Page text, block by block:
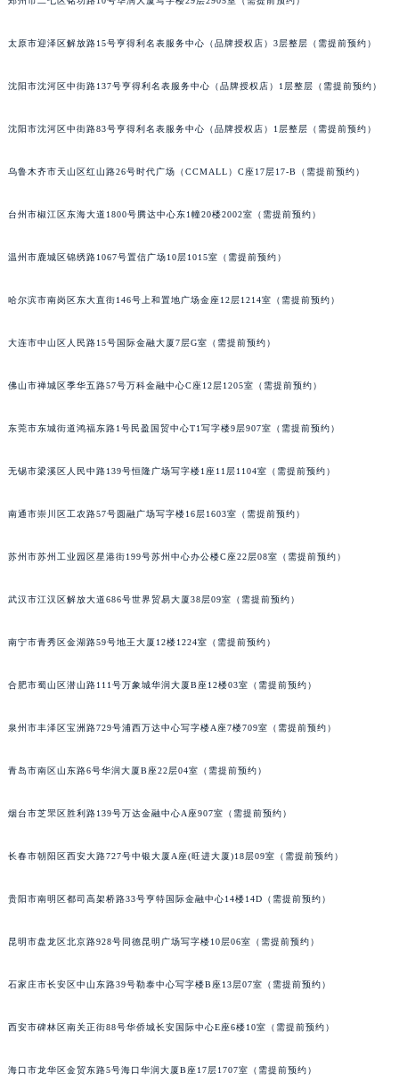
太原市迎泽区解放路15号亨得利名表服务中心（品牌授权店）3层整层（需提前预约）
沈阳市沈河区中街路137号亨得利名表服务中心（品牌授权店）1层整层（需提前预约）
沈阳市沈河区中街路83号亨得利名表服务中心（品牌授权店）1层整层（需提前预约）
乌鲁木齐市天山区红山路26号时代广场（CCMALL）C座17层17-B（需提前预约）
台州市椒江区东海大道1800号腾达中心东1幢20楼2002室（需提前预约）
温州市鹿城区锦绣路1067号置信广场10层1015室（需提前预约）
哈尔滨市南岗区东大直街146号上和置地广场金座12层1214室（需提前预约）
大连市中山区人民路15号国际金融大厦7层G室（需提前预约）
佛山市禅城区季华五路57号万科金融中心C座12层1205室（需提前预约）
东莞市东城街道鸿福东路1号民盈国贸中心T1写字楼9层907室（需提前预约）
无锡市梁溪区人民中路139号恒隆广场写字楼1座11层1104室（需提前预约）
南通市崇川区工农路57号圆融广场写字楼16层1603室（需提前预约）
苏州市苏州工业园区星港街199号苏州中心办公楼C座22层08室（需提前预约）
武汉市江汉区解放大道686号世界贸易大厦38层09室（需提前预约）
南宁市青秀区金湖路59号地王大厦12楼1224室（需提前预约）
合肥市蜀山区潜山路111号万象城华润大厦B座12楼03室（需提前预约）
泉州市丰泽区宝洲路729号浦西万达中心写字楼A座7楼709室（需提前预约）
青岛市南区山东路6号华润大厦B座22层04室（需提前预约）
烟台市芝罘区胜利路139号万达金融中心A座907室（需提前预约）
长春市朝阳区西安大路727号中银大厦A座(旺进大厦)18层09室（需提前预约）
贵阳市南明区都司高架桥路33号亨特国际金融中心14楼14D（需提前预约）
昆明市盘龙区北京路928号同德昆明广场写字楼10层06室（需提前预约）
石家庄市长安区中山东路39号勒泰中心写字楼B座13层07室（需提前预约）
西安市碑林区南关正街88号华侨城长安国际中心E座6楼10室（需提前预约）
海口市龙华区金贸东路5号海口华润大厦B座17层1707室（需提前预约）